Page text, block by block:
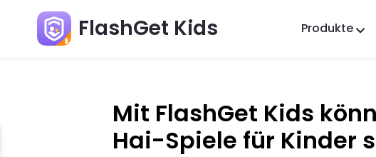
FlashGet Kids Produkte
Die
Mit FlashGet Kids
Hai-Spiele für Kinder